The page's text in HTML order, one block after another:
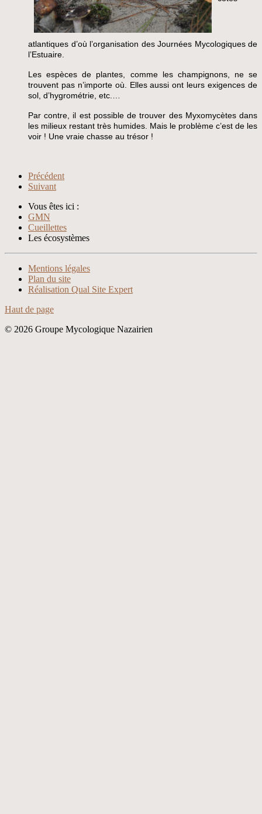
atlantiques d’où l’organisation des Journées Mycologiques de
l’Estuaire.
Les espèces de plantes, comme les champignons, ne se
trouvent pas n’importe où. Elles aussi ont leurs exigences de
sol, d’hygrométrie, etc.…
Par contre, il est possible de trouver des Myxomycètes dans
les milieux restant très humides. Mais le problème c’est de les
voir ! Une vraie chasse au trésor !
Précédent
Suivant
Vous êtes ici :
GMN
Cueillettes
Les écosystèmes
XvideosMentions légales
Plan du site
Réalisation Qual Site Expert
Haut de page
© 2026 Groupe Mycologique Nazairien